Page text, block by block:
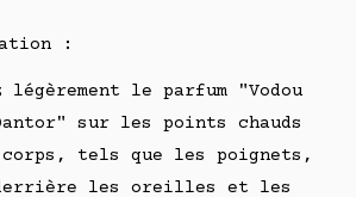
:
légèrement le parfum "Vodou
sur les points chauds
tels que les poignets,
les oreilles et les